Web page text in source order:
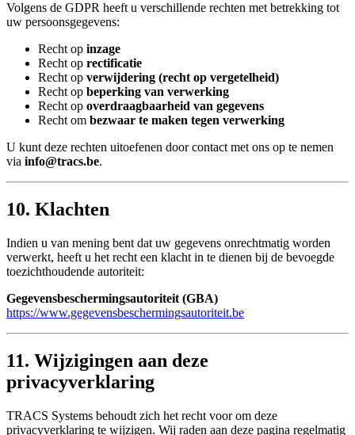
Volgens de GDPR heeft u verschillende rechten met betrekking tot
uw persoonsgegevens:
Recht op inzage
Recht op rectificatie
Recht op verwijdering (recht op vergetelheid)
Recht op beperking van verwerking
Recht op overdraagbaarheid van gegevens
Recht om bezwaar te maken tegen verwerking
U kunt deze rechten uitoefenen door contact met ons op te nemen
via info@tracs.be.
10. Klachten
Indien u van mening bent dat uw gegevens onrechtmatig worden
verwerkt, heeft u het recht een klacht in te dienen bij de bevoegde
toezichthoudende autoriteit:
Gegevensbeschermingsautoriteit (GBA)
https://www.gegevensbeschermingsautoriteit.be
11. Wijzigingen aan deze
privacyverklaring
TRACS Systems behoudt zich het recht voor om deze
privacyverklaring te wijzigen. Wij raden aan deze pagina regelmatig